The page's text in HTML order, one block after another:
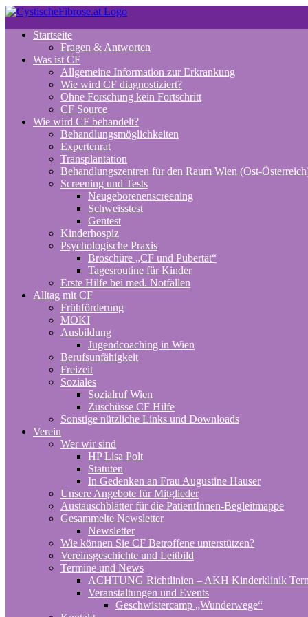
Zum
springenStartseite
Fragen & Antworten
Was ist CF
Allgemeine Information zur Erkrankung
Wie wird CF diagnostiziert?
Ohne Forschung kein Fortschritt
CF Source
Wie wird CF behandelt?
Behandlungsmöglichkeiten
Expertenrat
Transplantation
Behandlungszentren für den Raum Wien (Ost-
Screening und Tests
Neugeborenenscreening
Schweisstest
Gentest
Kinderhospiz
Psychologische Praxis
Broschüre „CF und Pubertät“
Tagesroutine für Kinder
Erste Hilfe bei med. Notfällen
Alltag mit CF
Frühförderung
MOKI
Ausbildung
Jugendcoaching in Wien
Berufsunfähigkeit
Freizeit
Soziales
Sozialruf Wien
Zuschüsse CF Hilfe
Sonstige nützliche Links und Downloads
Verein
Wer wir sind
HP Lisa Polt
Statuten
In Gedenken an Frau Augustine Hauser
Unsere Angebote für Mitglieder
Austauschblätter für die PatientInnen-Begleitmappe
Gesammelte Newsletter
Newsletter
Wie können Sie CF Betroffene unterstützen?
Vereinsgeschichte und Leitbild
Termine und News
ACHTUNG Richtlinien – AKH Kinderklinik
Veranstaltungen und Events
Geschwistercamp „Wunderwege“